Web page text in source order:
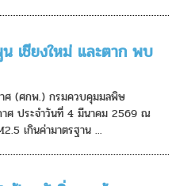
เชียงใหม่ และตาก พบ
ศ (ศกพ.) กรมควบคุมมลพิษ
าศ ประจำวันที่ 4 มีนาคม 2569 ณ
เกินค่ามาตรฐาน ...